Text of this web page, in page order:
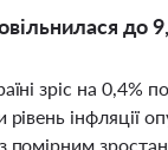
до
зріс на 0,4%
інфляції